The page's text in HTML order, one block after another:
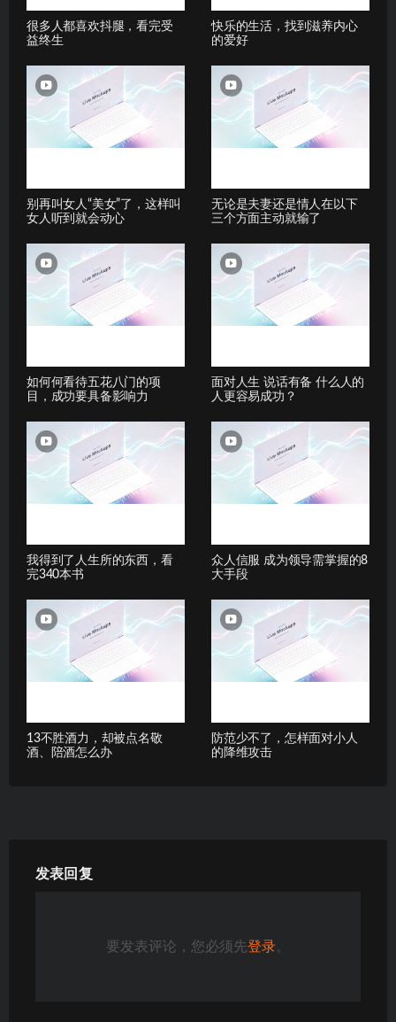
很多人都喜欢抖腿，看完受
益终生
快乐的生活，找到滋养内心
的爱好
别再叫女人“美女”了，这样叫
女人听到就会动心
无论是夫妻还是情人在以下
三个方面主动就输了
如何何看待五花八门的项
目，成功要具备影响力
面对人生 说话有备 什么人的
人更容易成功？
我得到了人生所的东西，看
完340本书
众人信服 成为领导需掌握的8
大手段
13不胜酒力，却被点名敬
酒、陪酒怎么办
防范少不了，怎样面对小人
的降维攻击
发表回复
要发表评论，您必须先登录。